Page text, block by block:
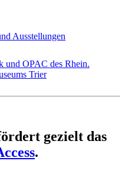
Ausstellungen
und OPAC des Rhein.
Trier
gezielt das
.